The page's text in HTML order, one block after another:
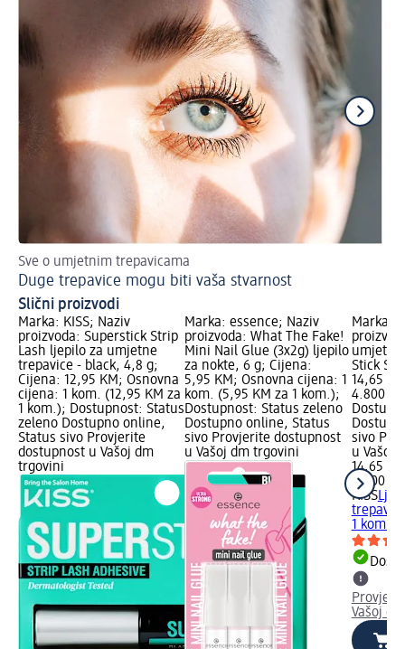
Sve o umjetnim trepavicama
Duge trepavice mogu biti vaša stvarnost
Slični proizvodi
Marka: KISS; Naziv
proizvoda: Superstick Strip
Lash ljepilo za umjetne
trepavice - black, 4,8 g;
Cijena: 12,95 KM; Osnovna
cijena: 1 kom. (12,95 KM za
1 kom.); Dostupnost: Status
zeleno Dostupno online,
Status sivo Provjerite
dostupnost u Vašoj dm
trgovini
Marka: essence; Naziv
proizvoda: What The Fake!
Mini Nail Glue (3x2g) ljepilo
za nokte, 6 g; Cijena:
5,95 KM; Osnovna cijena: 1
kom. (5,95 KM za 1 kom.);
Dostupnost: Status zeleno
Dostupno online, Status
sivo Provjerite dostupnost
u Vašoj dm trgovini
Marka:
umjetne
Stick
14,65
4.800 g
sivo
u Vašoj
14,65 KM
4.800 g
KISS
1 kom.
Vašoj